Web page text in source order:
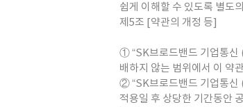
쉽게 이해할 수 있도록 별도
제5조 [약관의 개정 등]
① “SK브로드밴드 기업통신
배하지 않는 범위에서 이 약
② “SK브로드밴드 기업통신
적용일 후 상당한 기간동안